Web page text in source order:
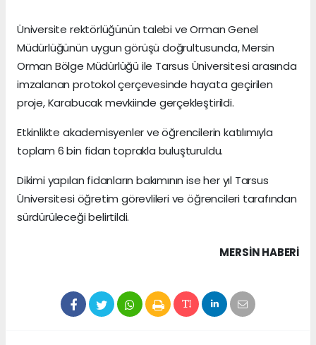
Üniversite rektörlüğünün talebi ve Orman Genel
Müdürlüğünün uygun görüşü doğrultusunda, Mersin
Orman Bölge Müdürlüğü ile Tarsus Üniversitesi arasında
imzalanan protokol çerçevesinde hayata geçirilen
proje, Karabucak mevkiinde gerçekleştirildi.
Etkinlikte akademisyenler ve öğrencilerin katılımıyla
toplam 6 bin fidan toprakla buluşturuldu.
Dikimi yapılan fidanların bakımının ise her yıl Tarsus
Üniversitesi öğretim görevlileri ve öğrencileri tarafından
sürdürüleceği belirtildi.
MERSIN HABERİ